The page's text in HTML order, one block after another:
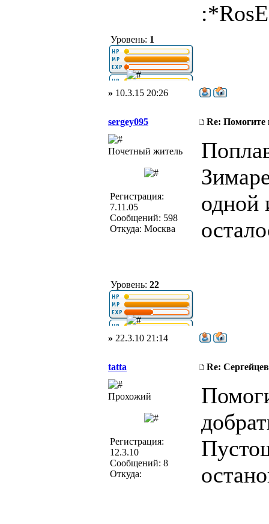
Уровень: 1
» 10.3.15 20:26
sergey095 Re:
Почетный житель
Регистрация:
7.11.05
Сообщений: 598
Откуда: Москва
Уровень: 22
одной
» 22.3.10 21:14
tatta Re:
Прохожий
Регистрация:
12.3.10
Сообщений: 8
Откуда: